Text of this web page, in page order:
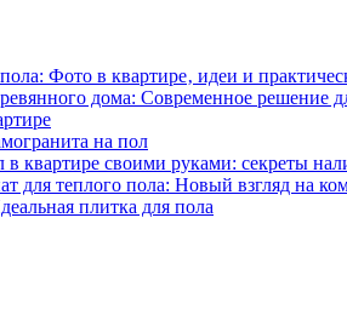
Фото в квартире‚ идеи и
дома: Современное решение
на пол
квартире своими руками: секреты
для теплого пола: Новый взгляд на
плитка для пола